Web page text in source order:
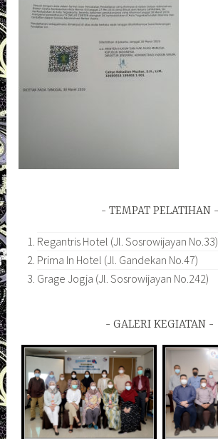
TEMPAT PELATIHAN
Regantris Hotel (Jl. Sosrowijayan No.33)
Prima In Hotel (Jl. Gandekan No.47)
Grage Jogja (Jl. Sosrowijayan No.242)
GALERI KEGIATAN